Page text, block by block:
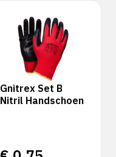
Gnitrex Set B
Nitril Handschoen